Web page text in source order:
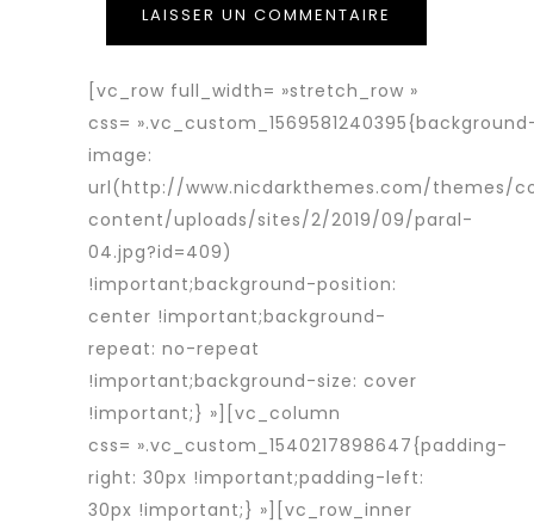
[vc_row full_width= »stretch_row »
css=
image:
url(http://www.nicdarkthemes.com/themes/
content/uploads/sites/2/2019/09/paral-
04.jpg?id=409)
!important;background-position:
center !important;background-
repeat: no-repeat
!important;background-size: cover
!important;} »][vc_column
css= ».vc_custom_1540217898647{padding-
right: 30px !important;padding-left:
30px !important;} »][vc_row_inner